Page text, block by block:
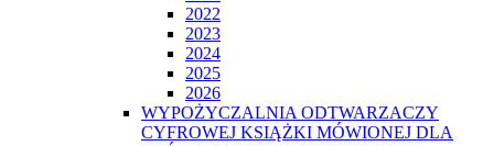
2022
2023
2024
2025
2026
WYPOŻYCZALNIA ODTWARZACZY
CYFROWEJ KSIĄŻKI MÓWIONEJ DLA